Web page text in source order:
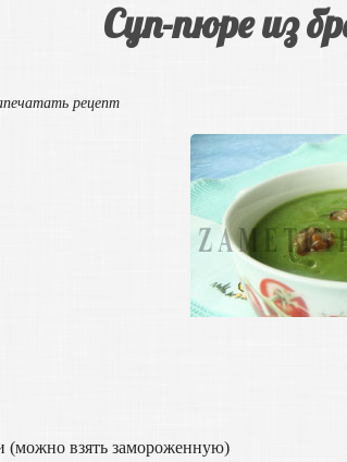
Суп-пюре из
рецепт
(можно взять замороженную)